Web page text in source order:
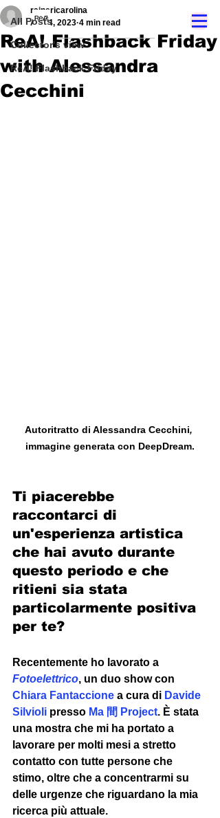
All Posts
Collector's view
ReA! Flashback Friday
ReA! Flashback Friday
with Alessandra
Cecchini
rainericarolina
Aug 4, 2023 4 min read
Autoritratto di Alessandra Cecchini,
immagine generata con DeepDream.
Ti piacerebbe
raccontarci di
un'esperienza artistica
che hai avuto durante
questo periodo e che
ritieni sia stata
particolarmente positiva
per te?
Recentemente ho lavorato a
Fotoelettrico, un duo show con
Chiara Fantaccione a cura di Davide
Silvioli presso Ma 間 Project. È stata
una mostra che mi ha portato a
lavorare per molti mesi a stretto
contatto con tutte persone che
stimo, oltre che a concentrarmi su
delle urgenze che riguardano la mia
ricerca più attuale.